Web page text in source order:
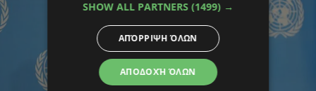
SHOW ALL PARTNERS (1499) →
ΑΠΟΔΟΧΉ ΌΛΩΝ
ΑΠΌΡΡΙΨΗ ΌΛΩΝ